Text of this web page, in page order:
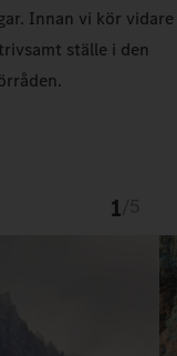
Innan vi kör vidare
ställe i den
1